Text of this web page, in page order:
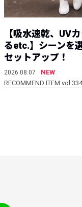
【吸水速乾、UV
るetc.】シーンを
セットアップ！
2026.08.07
NEW
RECOMMEND ITEM vol.334